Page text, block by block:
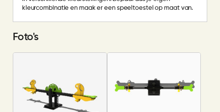
kleurcombinatie en maak er een speeltoestel op maat van.
Foto's